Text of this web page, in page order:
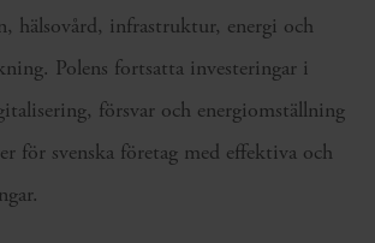
hälsovård, infrastruktur, energi och
Polens fortsatta investeringar i
försvar och energiomställning
för svenska företag med effektiva och